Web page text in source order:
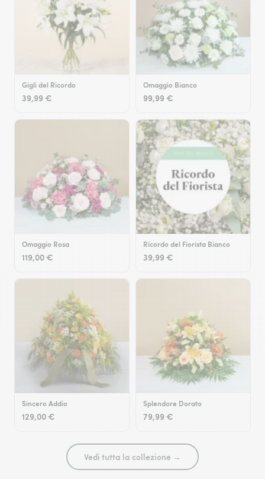
Gigli del Ricordo
39,99 €
Omaggio Bianco
99,99 €
Omaggio Rosa
119,00 €
Ricordo del Fiorista Bianco
39,99 €
Sincero Addio
129,00 €
Splendore Dorato
79,99 €
Vedi tutta la collezione →